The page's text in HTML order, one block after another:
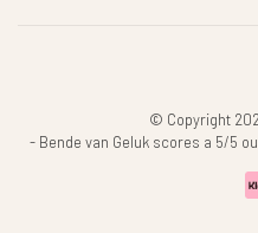
© Copyright
- Bende van Geluk scores a 5/5